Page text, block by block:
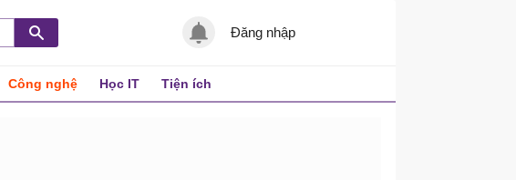
Đăng nhập
Công nghệ Học IT Tiện ích